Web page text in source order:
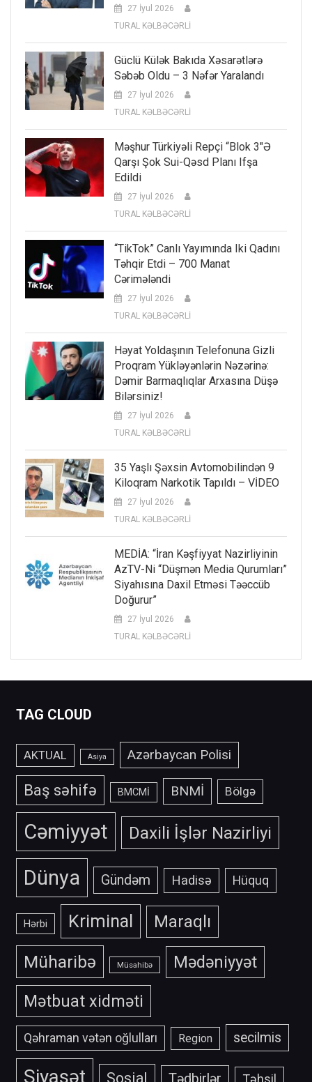
27 İyul 2026
TURAL KƏLBƏCƏRLİ
Güclü Külək Bakıda Xəsarətlərə
Səbəb Oldu – 3 Nəfər Yaralandı
27 İyul 2026
TURAL KƏLBƏCƏRLİ
Məşhur Türkiyəli Repçi “Blok 3″ə
Qarşı Şok Sui-Qəsd Planı Ifşa
Edildi
27 İyul 2026
TURAL KƏLBƏCƏRLİ
“TikTok” Canlı Yayımında Iki Qadını
Təhqir Etdi – 700 Manat
Cərimələndi
27 İyul 2026
TURAL KƏLBƏCƏRLİ
Həyat Yoldaşının Telefonuna Gizli
Proqram Yükləyənlərin Nəzərinə:
Dəmir Barmaqlıqlar Arxasına Düşə
Bilərsiniz!
27 İyul 2026
TURAL KƏLBƏCƏRLİ
35 Yaşlı Şəxsin Avtomobilindən 9
Kiloqram Narkotik Tapıldı – VİDEO
27 İyul 2026
TURAL KƏLBƏCƏRLİ
MEDİA: “İran Kəşfiyyat Nazirliyinin
AzTV-Ni “düşmən Media Qurumları”
Siyahısına Daxil Etməsi Təəccüb
Doğurur”
27 İyul 2026
TURAL KƏLBƏCƏRLİ
TAG CLOUD
AKTUAL Asiya Azərbaycan Polisi
Baş səhifə BMCMİ BNMİ Bölgə
Cəmiyyət Daxili İşlər Nazirliyi
Dünya Gündəm Hadisə Hüquq
Hərbi Kriminal Maraqlı
Müharibə Müsahibə
Mədəniyyət
Mətbuat xidməti
Qəhraman vətən oğlulları Region secilmis
Siyasət Sosial Tədbirlər Təhsil